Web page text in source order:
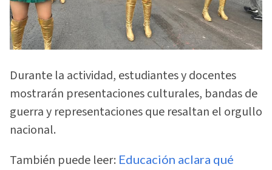
Durante la actividad, estudiantes y docentes
mostrarán presentaciones culturales, bandas de
guerra y representaciones que resaltan el orgullo
nacional.
También puede leer: Educación aclara qué